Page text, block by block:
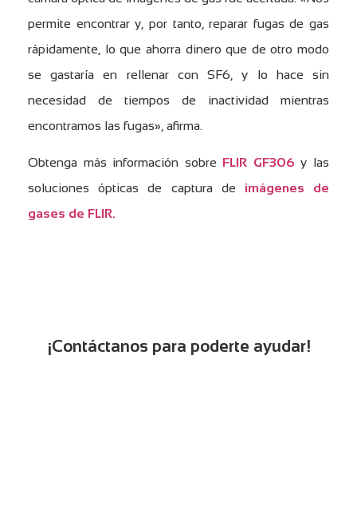
permite encontrar y, por tanto, reparar fugas de gas
rápidamente, lo que ahorra dinero que de otro modo
se gastaría en rellenar con SF6, y lo hace sin
necesidad de tiempos de inactividad mientras
encontramos las fugas», afirma.
Obtenga más información sobre FLIR GF306 y las
soluciones ópticas de captura de imágenes de
gases de FLIR.
¡Contáctanos para poderte ayudar!